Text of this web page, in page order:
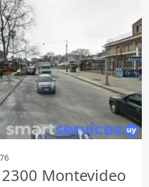
Montevideo